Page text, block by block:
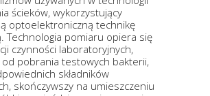
ścieków, wykorzystujący
optoelektroniczną technikę
Technologia pomiaru opiera się
czynności laboratoryjnych,
od pobrania testowych bakterii,
składników
skończywszy na umieszczeniu